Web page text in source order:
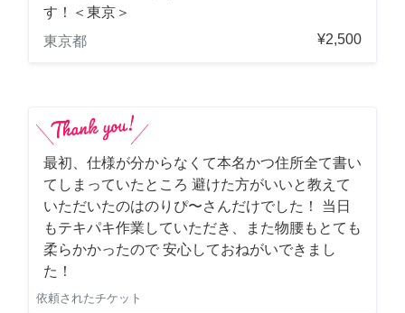
す！＜東京＞
東京都
¥2,500
最初、仕様が分からなくて本名かつ住所全て書い
てしまっていたところ 避けた方がいいと教えて
いただいたのはのりぴ〜さんだけでした！ 当日
もテキパキ作業していただき、また物腰もとても
柔らかかったので 安心しておねがいできまし
た！
依頼されたチケット